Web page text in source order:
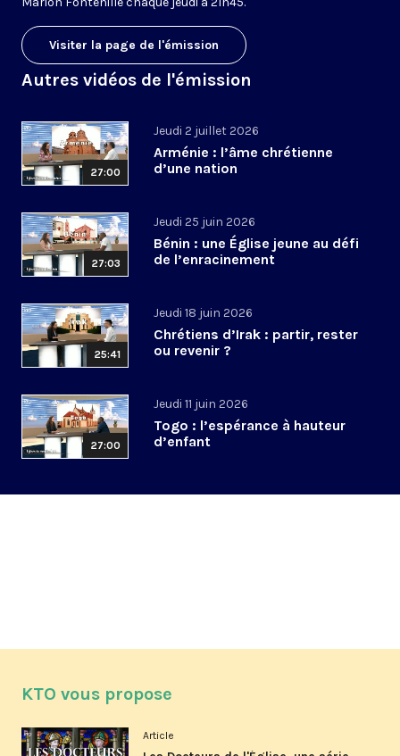
Visiter la page de l'émission
Autres vidéos de l'émission
27:00
Jeudi 2 juillet 2026
Arménie : l’âme chrétienne
d’une nation
27:03
Jeudi 25 juin 2026
Bénin : une Église jeune au défi
de l’enracinement
25:41
Jeudi 18 juin 2026
Chrétiens d’Irak : partir, rester
ou revenir ?
27:00
Jeudi 11 juin 2026
Togo : l’espérance à hauteur
d’enfant
KTO vous propose
Article